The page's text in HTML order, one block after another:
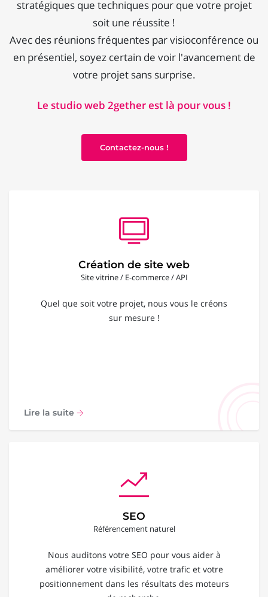
stratégiques que techniques pour que votre projet
soit une réussite !
Avec des réunions fréquentes par visioconférence ou
en présentiel, soyez certain de voir l'avancement de
votre projet sans surprise.
Le studio web 2gether est là pour vous !
Contactez-nous !
Création de site web
Site vitrine / E-commerce / API
Quel que soit votre projet, nous vous le créons
sur mesure !
Lire la suite
SEO
Référencement naturel
Nous auditons votre SEO pour vous aider à
améliorer votre visibilité, votre trafic et votre
positionnement dans les résultats des moteurs